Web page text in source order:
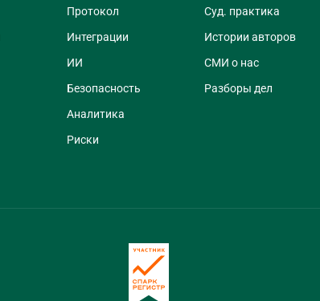
Протокол
Интеграции
ИИ
Безопасность
Аналитика
Риски
Суд. практика
Истории авторов
СМИ о нас
Разборы дел